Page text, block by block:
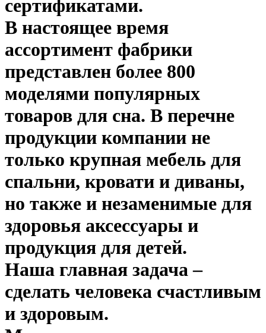
сертификатами.
В настоящее время
ассортимент фабрики
представлен более 800
моделями популярных
товаров для сна. В перечне
продукции компании не
только крупная мебель для
спальни, кровати и диваны,
но также и незаменимые для
здоровья аксессуары и
продукция для детей.
Наша главная задача –
сделать человека счастливым
и здоровым.